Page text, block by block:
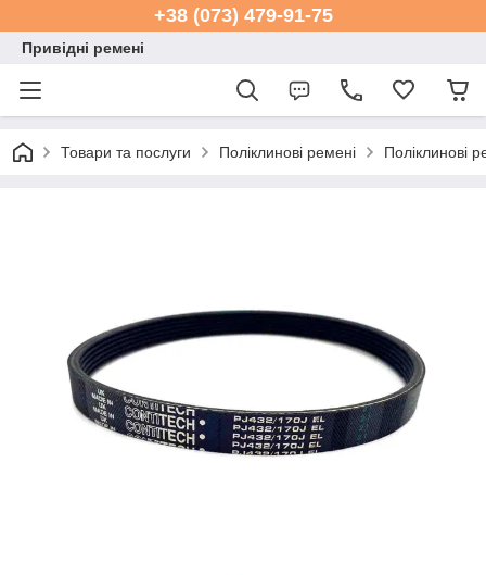
+38 (073) 479-91-75
Привідні ремені
Товари та послуги Поліклинові ремені Поліклинові